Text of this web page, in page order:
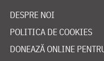
DESPRE NOI
POLITICA DE COOKIES
DONEAZĂ ONLINE